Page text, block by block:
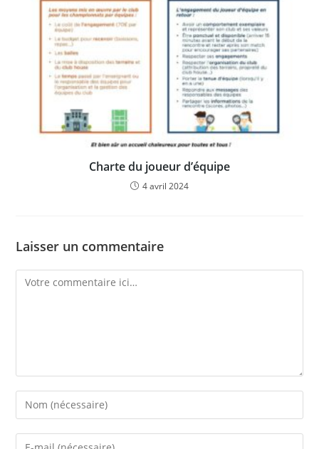
Charte du joueur d’équipe
4 avril 2024
Laisser un commentaire
Comment
Enter
your
name
Enter